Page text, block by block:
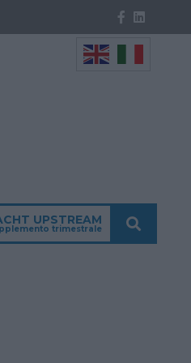
UPSTREAM
trimestrale